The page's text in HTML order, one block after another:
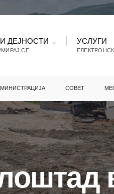
ДЕЈНОСТИ
СЕ
УСЛУГИ
СОВЕТ